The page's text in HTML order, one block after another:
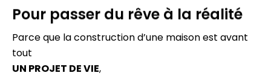
Pour passer du rêve à la réalité
Parce que la construction d’une maison est avant
tout
UN PROJET DE VIE,